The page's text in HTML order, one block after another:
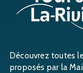
Découvrez toutes
proposés par la